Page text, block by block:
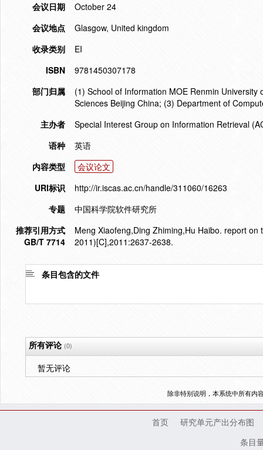
会议日期
October 24
会议地点
Glasgow, United kingdom
收录类别
EI
ISBN
9781450307178
部门归属
(1) School of Information MOE Renmin
Sciences Beijing China; (3) Department of
主办者
Special Interest Group on Information Retrieval
语种
英语
内容类型
会议论文
URI标识
http://ir.iscas.ac.cn/handle/311060/16263
专题
中国科学院软件研究所
推荐引用方式
GB/T 7714
Meng Xiaofeng,Ding Zhiming,Hu Haibo. report
2011)[C],2011:2637-2638.
条目包含的文件
所有评论(0)
暂无评论
除非特别说明，本系统中所有内
首页
研究单元产出分布图
条目